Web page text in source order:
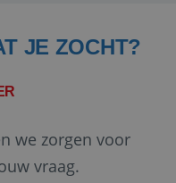
JE ZOCHT?
we zorgen voor
vraag.
www.reiswerk.nl